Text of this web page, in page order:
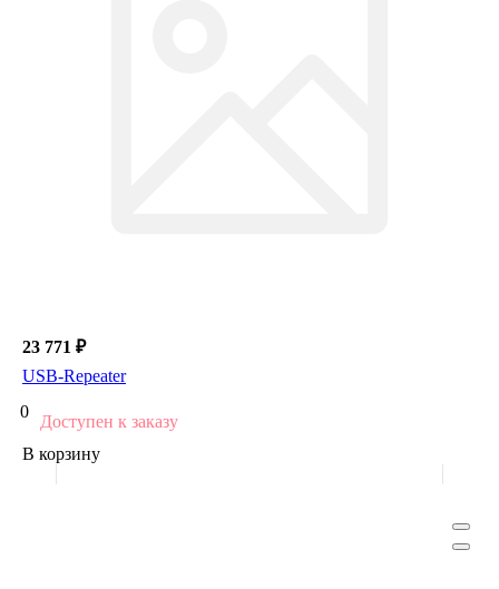
23 771 ₽
USB-Repeater
0
Доступен к заказу
В корзину